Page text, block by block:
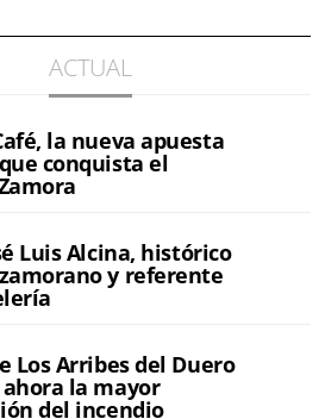
ACTUAL
la nueva apuesta
conquista el
Luis Alcina, histórico
y referente
Los Arribes del Duero
la mayor
del incendio